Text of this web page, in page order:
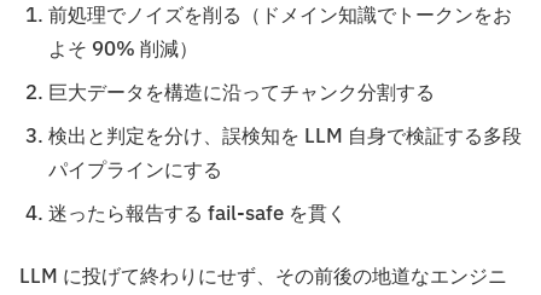
前処理でノイズを削る（ドメイン知識でトークンをお
よそ 90% 削減）
巨大データを構造に沿ってチャンク分割する
検出と判定を分け、誤検知を LLM 自身で検証する多段
パイプラインにする
迷ったら報告する fail-safe を貫く
LLM に投げて終わりにせず、その前後の地道なエンジニ